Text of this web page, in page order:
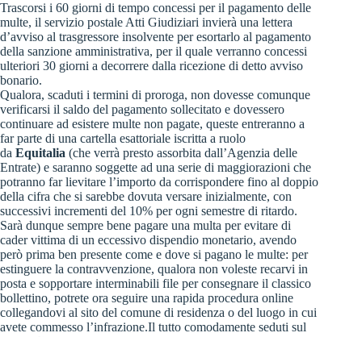
Trascorsi i 60 giorni di tempo concessi per il pagamento delle
multe, il servizio postale Atti Giudiziari invierà una lettera
d’avviso al trasgressore insolvente per esortarlo al pagamento
della sanzione amministrativa, per il quale verranno concessi
ulteriori 30 giorni a decorrere dalla ricezione di detto avviso
bonario.
Qualora, scaduti i termini di proroga, non dovesse comunque
verificarsi il saldo del pagamento sollecitato e dovessero
continuare ad esistere multe non pagate, queste entreranno a
far parte di una cartella esattoriale iscritta a ruolo
da Equitalia (che verrà presto assorbita dall’Agenzia delle
Entrate) e saranno soggette ad una serie di maggiorazioni che
potranno far lievitare l’importo da corrispondere fino al doppio
della cifra che si sarebbe dovuta versare inizialmente, con
successivi incrementi del 10% per ogni semestre di ritardo.
Sarà dunque sempre bene pagare una multa per evitare di
cader vittima di un eccessivo dispendio monetario, avendo
però prima ben presente come e dove si pagano le multe: per
estinguere la contravvenzione, qualora non voleste recarvi in
posta e sopportare interminabili file per consegnare il classico
bollettino, potrete ora seguire una rapida procedura online
collegandovi al sito del comune di residenza o del luogo in cui
avete commesso l’infrazione.Il tutto comodamente seduti sul